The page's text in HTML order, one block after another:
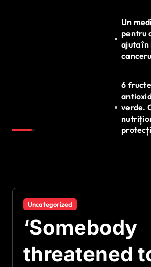
Un
pentru
ajuta
6
verde.
Uncategorized
‘Somebody
threatened